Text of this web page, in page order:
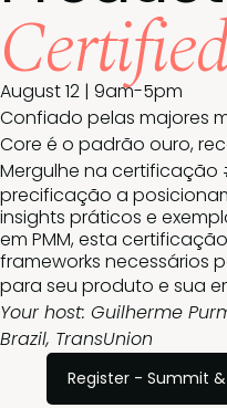
August 12 | 9am-5pm
Confiado pelas majores
Core é o padrão ouro,
Mergulhe na certificação
precificação a
insights práticos e
em PMM, esta
frameworks necessários
para seu produto e sua
Your host: Guilherme
Brazil, TransUnion
Register - Summit